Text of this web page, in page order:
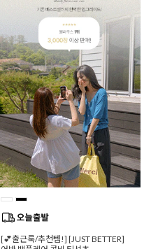
[💕출근룩/추천템!] [JUST BETTER]